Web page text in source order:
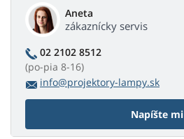
Aneta
zákaznícky servis
02 2102 8512
(po-pia 8-16)
info@projektory-lampy.sk
Napíšte mi